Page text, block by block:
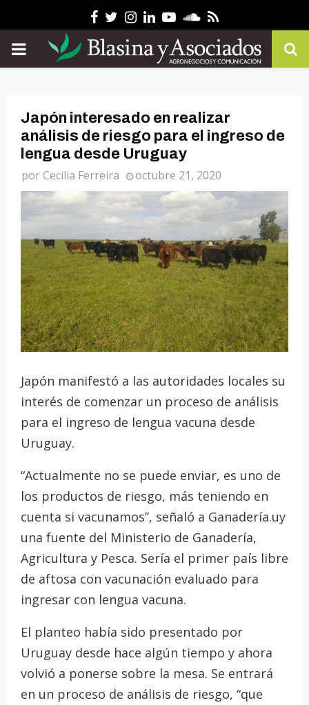
Facebook
Twitter
Instagram
Linkedin
YoutubeSoundcloud
Rss
PRIMARY
Japón interesado en realizar
análisis de riesgo para el ingreso de
lengua desde Uruguay
porCecilia Ferreira octubre 21, 2020
Japón manifestó a las autoridades locales su
interés de comenzar un proceso de análisis
para el ingreso de lengua vacuna desde
Uruguay.
“Actualmente no se puede enviar, es uno de
los productos de riesgo, más teniendo en
cuenta si vacunamos”, señaló a Ganadería.uy
una fuente del Ministerio de Ganadería,
Agricultura y Pesca. Sería el primer país libre
de aftosa con vacunación evaluado para
ingresar con lengua vacuna.
El planteo había sido presentado por
Uruguay desde hace algún tiempo y ahora
volvió a ponerse sobre la mesa. Se entrará
en un proceso de análisis de riesgo, “que